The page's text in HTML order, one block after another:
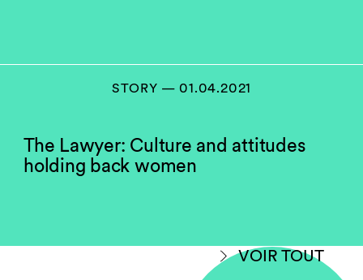
STORY — 01.04.2021
The Lawyer: Culture and attitudes
holding back women
VOIR TOUT